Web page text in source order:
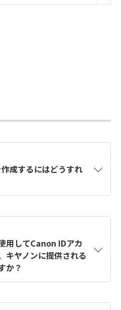
成するにはどうすれ
は【カメラ】Canon IDとは
の作成方法は？をご確認く
用してCanon IDアカ
キヤノンに提供される
か？